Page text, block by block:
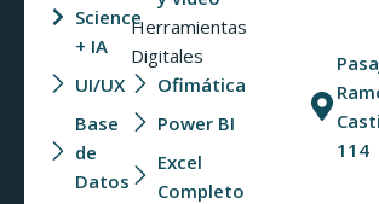
Science
+ IA
UI/UX
Base
de
Datos
Herramientas
Digitales
Ofimática
Power BI
Excel
Completo
114